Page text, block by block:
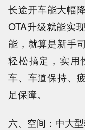
长途开车能大幅
OTA升级就能实
能，就算是新手
轻松搞定，实用
车、车道保持、
足保障。
六、空间：中大